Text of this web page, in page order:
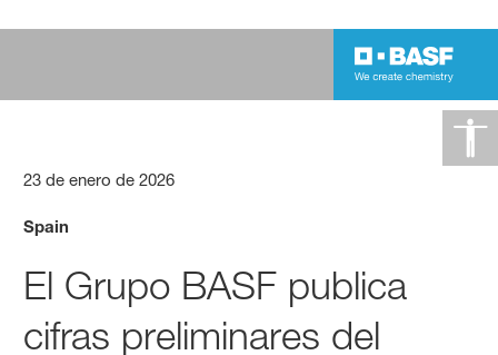
23 de enero de 2026
Spain
El Grupo BASF publica
cifras preliminares del